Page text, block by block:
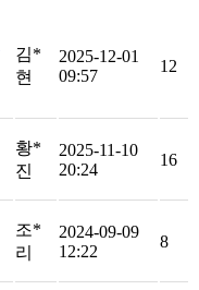
김*
현
2025-12-01
09:57
12
황*
진
2025-11-10
20:24
16
조*
리
2024-09-09
12:22
8